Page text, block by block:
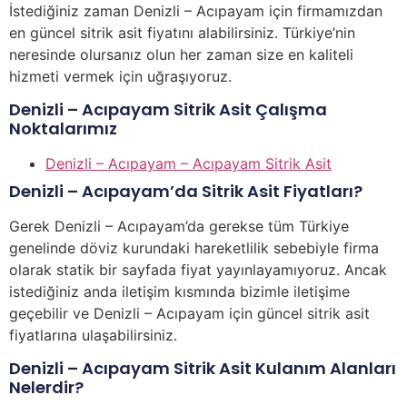
İstediğiniz zaman Denizli – Acıpayam için firmamızdan
en güncel sitrik asit fiyatını alabilirsiniz. Türkiye’nin
neresinde olursanız olun her zaman size en kaliteli
hizmeti vermek için uğraşıyoruz.
Denizli – Acıpayam Sitrik Asit Çalışma
Noktalarımız
Denizli – Acıpayam – Acıpayam Sitrik Asit
Denizli – Acıpayam’da Sitrik Asit Fiyatları?
Gerek Denizli – Acıpayam’da gerekse tüm Türkiye
genelinde döviz kurundaki hareketlilik sebebiyle firma
olarak statik bir sayfada fiyat yayınlayamıyoruz. Ancak
istediğiniz anda iletişim kısmında bizimle iletişime
geçebilir ve Denizli – Acıpayam için güncel sitrik asit
fiyatlarına ulaşabilirsiniz.
Denizli – Acıpayam Sitrik Asit Kulanım Alanları
Nelerdir?